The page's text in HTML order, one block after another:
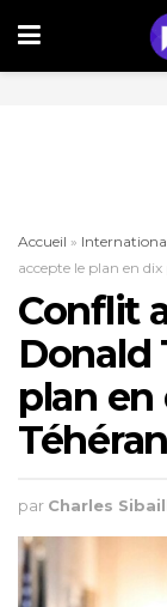
Accueil »
accepte le plan en
Conflit
Donald
plan
Téhéran
par Charles